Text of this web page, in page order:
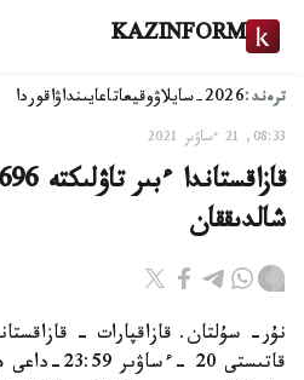
KAZINFORM
ترەند:2026-سايلاۋ وقيعاتاعايىنداۋاقوردا
08:33, 21 ءساۋىر 2021
شالدىققان
نۇر- سۇلتان. قازاقپارات -
قاتىستى 20